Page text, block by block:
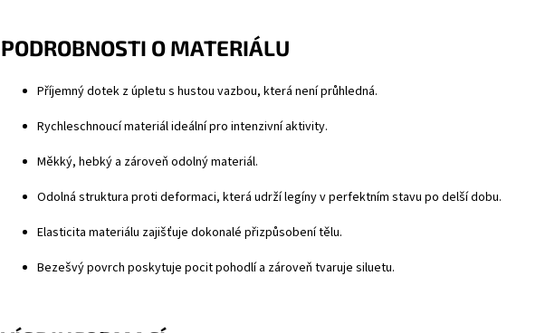
PODROBNOSTI O MATERIÁLU
Příjemný dotek z úpletu s hustou vazbou, která není průhledná.
Rychleschnoucí materiál ideální pro intenzivní aktivity.
Měkký, hebký a zároveň odolný materiál.
Odolná struktura proti deformaci, která udrží legíny v perfektním stavu po delší dobu.
Elasticita materiálu zajišťuje dokonalé přizpůsobení tělu.
Bezešvý povrch poskytuje pocit pohodlí a zároveň tvaruje siluetu.